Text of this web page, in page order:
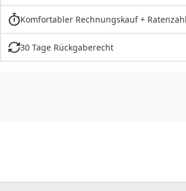
Komfortabler Rechnungskauf +
30 Tage Rückgaberecht